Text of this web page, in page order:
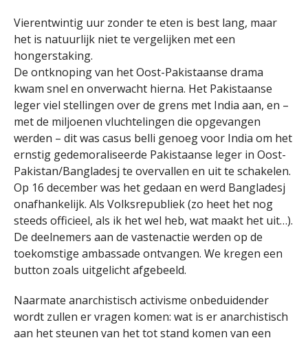
Vierentwintig uur zonder te eten is best lang, maar
het is natuurlijk niet te vergelijken met een
hongerstaking.
De ontknoping van het Oost-Pakistaanse drama
kwam snel en onverwacht hierna. Het Pakistaanse
leger viel stellingen over de grens met India aan, en –
met de miljoenen vluchtelingen die opgevangen
werden – dit was casus belli genoeg voor India om het
ernstig gedemoraliseerde Pakistaanse leger in Oost-
Pakistan/Bangladesj te overvallen en uit te schakelen.
Op 16 december was het gedaan en werd Bangladesj
onafhankelijk. Als Volksrepubliek (zo heet het nog
steeds officieel, als ik het wel heb, wat maakt het uit…).
De deelnemers aan de vastenactie werden op de
toekomstige ambassade ontvangen. We kregen een
button zoals uitgelicht afgebeeld.
Naarmate anarchistisch activisme onbeduidender
wordt zullen er vragen komen: wat is er anarchistisch
aan het steunen van het tot stand komen van een